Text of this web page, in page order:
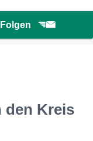
Folgen
den Kreis